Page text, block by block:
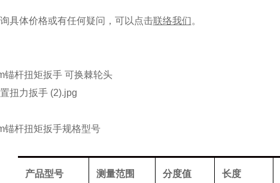
具体价格或有任何疑问，可以点击联络我们。
锚杆扭矩扳手 可换棘轮头
锚杆扭矩扳手规格型号
产品型号
测量范围
分度值
长度